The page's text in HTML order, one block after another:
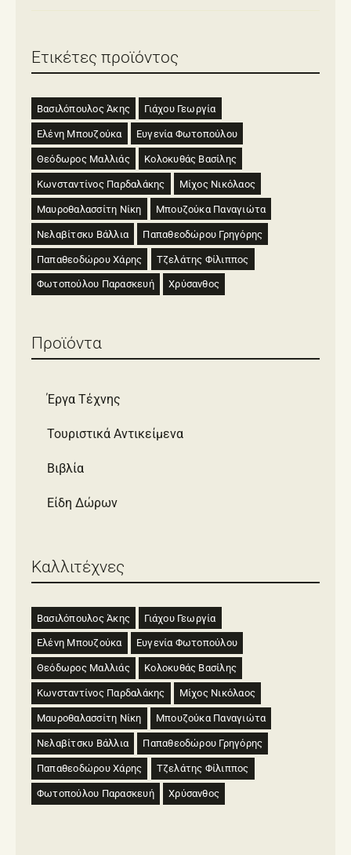
Ετικέτες προϊόντος
Βασιλόπουλος Άκης Γιάχου Γεωργία
Ελένη Μπουζούκα Ευγενία Φωτοπούλου
Θεόδωρος Μαλλιάς Κολοκυθάς Βασίλης
Κωνσταντίνος Παρδαλάκης Μίχος Νικόλαος
Μαυροθαλασσίτη Νίκη Μπουζούκα Παναγιώτα
Νελαβίτσκυ Βάλλια Παπαθεοδώρου Γρηγόρης
Παπαθεοδώρου Χάρης Τζελάτης Φίλιππος
Φωτοπούλου Παρασκευή Χρύσανθος
Προϊόντα
Έργα Τέχνης
Τουριστικά Αντικείμενα
Βιβλία
Είδη Δώρων
Καλλιτέχνες
Βασιλόπουλος Άκης Γιάχου Γεωργία
Ελένη Μπουζούκα Ευγενία Φωτοπούλου
Θεόδωρος Μαλλιάς Κολοκυθάς Βασίλης
Κωνσταντίνος Παρδαλάκης Μίχος Νικόλαος
Μαυροθαλασσίτη Νίκη Μπουζούκα Παναγιώτα
Νελαβίτσκυ Βάλλια Παπαθεοδώρου Γρηγόρης
Παπαθεοδώρου Χάρης Τζελάτης Φίλιππος
Φωτοπούλου Παρασκευή Χρύσανθος